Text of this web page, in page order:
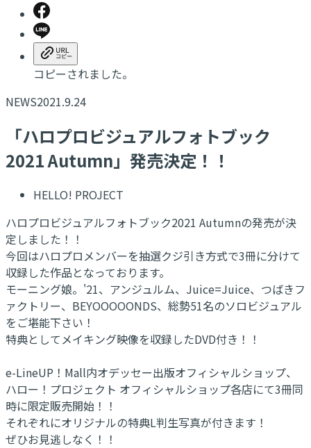
コピーされました。
NEWS2021.9.24
​「ハロプロビジュアルフォトブック
2021 Autumn」発売決定！！
HELLO! PROJECT
ハロプロビジュアルフォトブック2021 Autumnの発売が決
定しました！！
今回はハロプロメンバーを抽選クジ引き方式で3冊に分けて
収録した作品となっております。
モーニング娘。'21、アンジュルム、Juice=Juice、つばきフ
ァクトリー、BEYOOOOONDS、総勢51名のソロビジュアル
をご堪能下さい！
特典としてメイキング映像を収録したDVD付き！！
e-LineUP！Mall内オデッセー出版オフィシャルショップ、
ハロー！プロジェクト オフィシャルショップ各店にて3冊同
時に限定販売開始！！
それぞれにオリジナルの特典L判生写真が付きます！
ぜひお見逃しなく！！